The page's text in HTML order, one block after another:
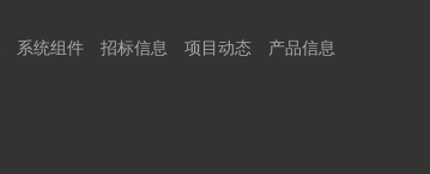
系统组件 招标信息 项目动态 产品信息